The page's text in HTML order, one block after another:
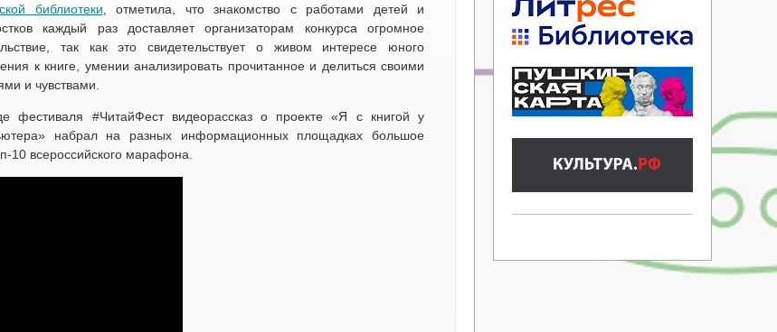
библиотеки , отметила, что знакомство с работами детей и
каждый раз доставляет организаторам конкурса огромное
так как это свидетельствует о живом интересе юного
к книге, умении анализировать прочитанное и делиться своими
и чувствами.
фестиваля #ЧитайФест видеорассказ о проекте «Я с книгой у
набрал на разных информационных площадках большое
10 всероссийского марафона.